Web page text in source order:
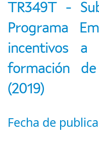
TR349T -
Programa
incentivos
formación
(2019)
Fecha de